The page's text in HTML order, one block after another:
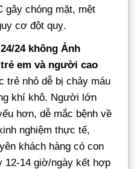
gây chóng mặt, mệt
cơ đột quỵ.
24 không Ảnh
em và người cao
trẻ nhỏ dễ bị chảy máu
khí khô. Người lớn
hơn, dễ mắc bệnh về
nghiệm thực tế,
khách hàng có con
12-14 giờ/ngày kết hợp